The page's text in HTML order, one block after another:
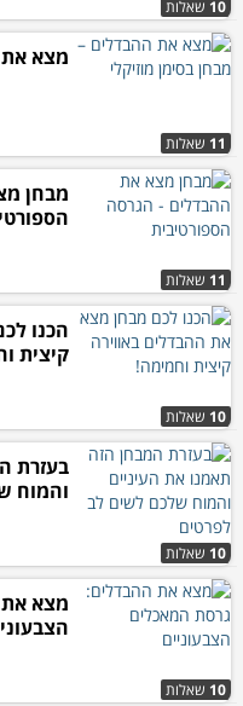
10 שאלות
11 שאלות
מצא את
11 שאלות
מבחן
10 שאלות
הכנו
קיצית
10 שאלות
בעזרת
והמוח
10 שאלות
מצא את